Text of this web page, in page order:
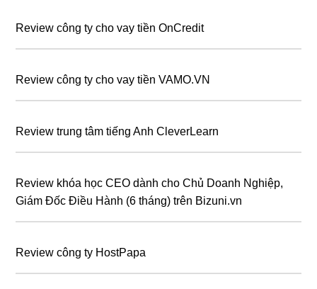
Review công ty cho vay tiền OnCredit
Review công ty cho vay tiền VAMO.VN
Review trung tâm tiếng Anh CleverLearn
Review khóa học CEO dành cho Chủ Doanh Nghiệp,
Giám Đốc Điều Hành (6 tháng) trên Bizuni.vn
Review công ty HostPapa